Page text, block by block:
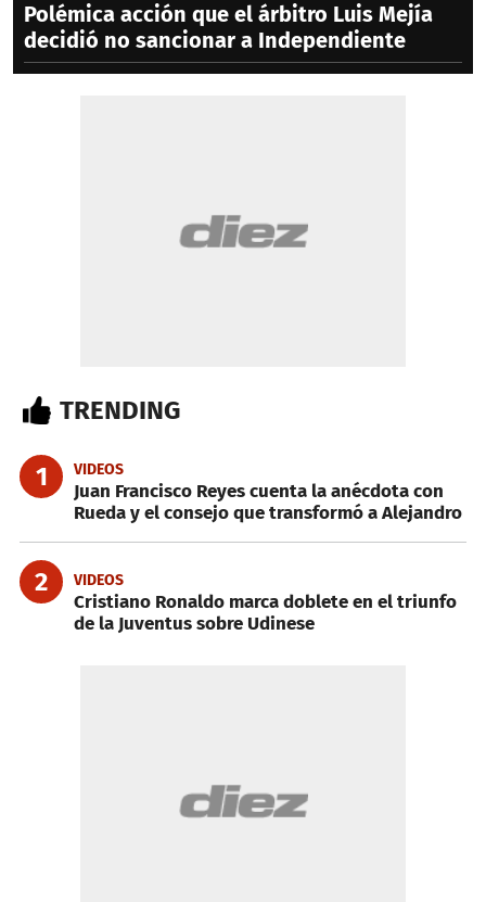
Polémica acción que el árbitro Luis Mejía
decidió no sancionar a Independiente
TRENDING
1 VIDEOS
Juan Francisco Reyes cuenta la anécdota con
Rueda y el consejo que transformó a Alejandro
2 VIDEOS
Cristiano Ronaldo marca doblete en el triunfo
de la Juventus sobre Udinese